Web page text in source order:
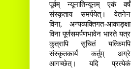
पूर्वम् न्यूनातिन्यूनम् एकं वर्षं
संस्कृताय समर्पयेत्। वेतनेन
विना, अन्यव्यक्तिगत-आकाङ्क्षा
विना पूर्णसमर्पणभावेन भारते यत्र
कुत्रापि सूचितं यत्किमपि
संस्कृतकार्यं कर्तुम् अग्रे
आगच्छेत्। यदि प्रत्येकं